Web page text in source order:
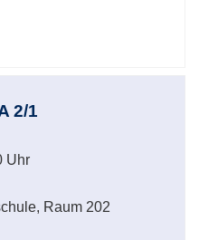
2/1
Uhr
Raum 202